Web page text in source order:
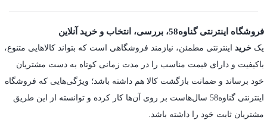
فروشگاه اینترنتی گناوه58، بررسی، انتخاب و خرید آنلاین
یک خرید اینترنتی مطمئن، نیازمند فروشگاهی است که بتواند کالاهایی متنوع،
باکیفیت و دارای قیمت مناسب را در مدت زمانی کوتاه به دست مشتریان
خود برساند و ضمانت بازگشت کالا هم داشته باشد؛ ویژگی‌هایی که فروشگاه
اینترنتی گناوه58 سال‌هاست بر روی آن‌ها کار کرده و توانسته از این طریق
مشتریان ثابت خود را داشته باشد.